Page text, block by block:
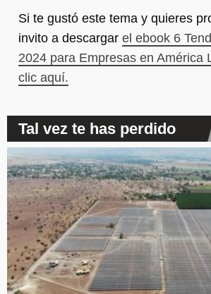
Si te gustó este tema y quieres
invito a descargar el ebook 6
2024 para Empresas en América
clic aquí.
Tal vez te has perdido